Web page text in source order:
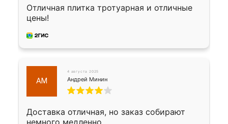
Отличная плитка тротуарная и отличные
цены!
АМ
4 августа 2025
Андрей Минин
Доставка отличная, но заказ собирают
немного медленно